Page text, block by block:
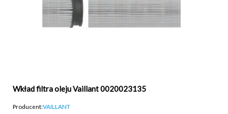
Wkład filtra oleju Vaillant 0020023135
Producent:VAILLANT